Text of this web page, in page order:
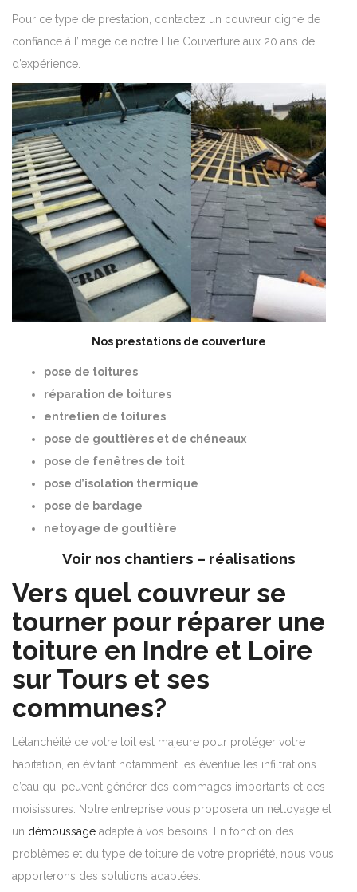
Pour ce type de prestation, contactez un couvreur digne de
confiance à l’image de notre Elie Couverture aux 20 ans de
d’expérience.
Nos prestations de couverture
pose de toitures
réparation de toitures
entretien de toitures
pose de gouttières et de chéneaux
pose de fenêtres de toit
pose d’isolation thermique
pose de bardage
netoyage de gouttière
Voir nos chantiers – réalisations
Vers quel couvreur se
tourner pour réparer une
toiture en Indre et Loire
sur Tours et ses
communes?
L’étanchéité de votre toit est majeure pour protéger votre
habitation, en évitant notamment les éventuelles infiltrations
d’eau qui peuvent générer des dommages importants et des
moisissures. Notre entreprise vous proposera un nettoyage et
un démoussage adapté à vos besoins. En fonction des
problèmes et du type de toiture de votre propriété, nous vous
apporterons des solutions adaptées.